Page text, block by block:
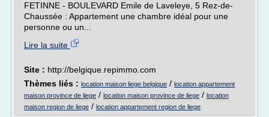
FETINNE - BOULEVARD Emile de Laveleye, 5 Rez-de-
Chaussée : Appartement une chambre idéal pour une
personne ou un...
Lire la suite
Site : http://belgique.repimmo.com
Thèmes liés : location maison liege belgique / location appartement
maison province de liege / location maison province de liege / location
maison region de liege / location appartement region de liege